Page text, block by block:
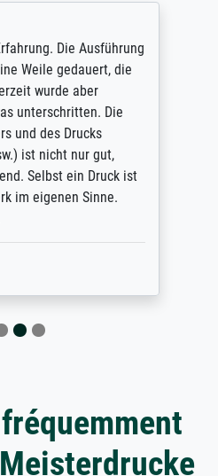
Die Ausführung
Weile gedauert, die
wurde aber
unterschritten. Die
und des Drucks
ist nicht nur gut,
Selbst ein Druck ist
im eigenen Sinne.